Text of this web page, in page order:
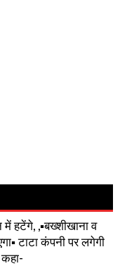
हटेंगे, ,▪️बख्शीखाना व
टाटा कंपनी पर लगेगी
कहा-